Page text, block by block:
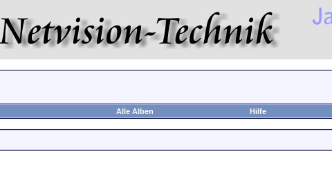
Alle Alben Hilfe